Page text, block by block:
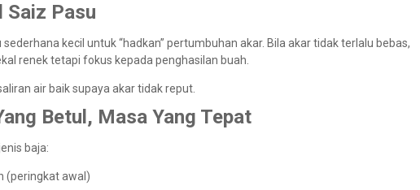
Saiz Pasu
sederhana kecil untuk “hadkan” pertumbuhan akar. Bila akar tidak terlalu bebas,
renek tetapi fokus kepada penghasilan buah.
air baik supaya akar tidak reput.
Betul, Masa Yang Tepat
baja:
(peringkat awal)